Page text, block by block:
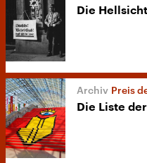
Die
Preis
Die Liste